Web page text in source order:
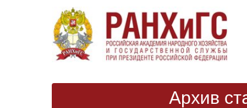
Архив